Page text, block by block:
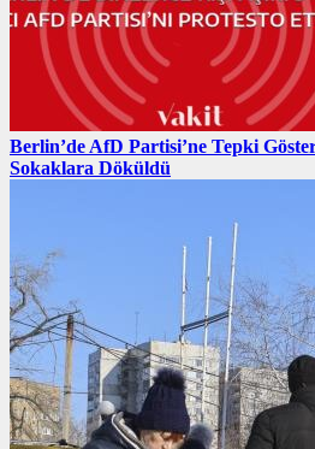
Berlin’de AfD Partisi’ne Tepki
Sokaklara Döküldü